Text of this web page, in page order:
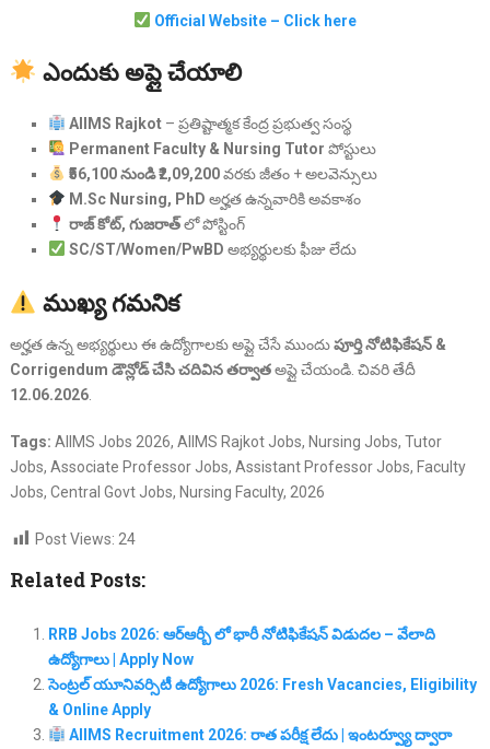
Official Website – Click here
ఎందుకు అప్లై చేయాలి
AIIMS Rajkot– ప్రతిష్టాత్మక కేంద్ర ప్రభుత్వ సంస్థ
Permanent Faculty & Nursing Tutor పోస్టులు
₹56,100 నుండి ₹2,09,200వరకు జీతం + అలవెన్సులు
M.Sc Nursing, PhD అర్హత ఉన్నవారికి అవకాశం
రాజ్ కోట్, గుజరాత్లో పోస్టింగ్
SC/ST/Women/PwBD అభ్యర్థులకు ఫీజు లేదు
ముఖ్య గమనిక
అర్హత ఉన్న అభ్యర్థులు ఈ ఉద్యోగాలకు అప్లై చేసే ముందుపూర్తి నోటిఫికేషన్ &
Corrigendum డౌన్లోడ్ చేసి చదివిన తర్వాతఅప్లై చేయండి. చివరి తేదీ
12.06.2026.
Tags: AIIMS Jobs 2026, AIIMS Rajkot Jobs, Nursing Jobs, Tutor
Jobs, Associate Professor Jobs, Assistant Professor Jobs, Faculty
Jobs, Central Govt Jobs, Nursing Faculty, 2026
Post Views: 24
Related Posts:
RRB Jobs 2026: ఆర్ఆర్బీ లో భారీ నోటిఫికేషన్ విడుదల – వేలాది
ఉద్యోగాలు | Apply Now
సెంట్రల్ యూనివర్సిటీ ఉద్యోగాలు 2026: Fresh Vacancies, Eligibility
& Online Apply
AIIMS Recruitment 2026: రాత పరీక్ష లేదు | ఇంటర్వ్యూ ద్వారా